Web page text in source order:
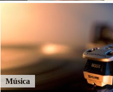
Música